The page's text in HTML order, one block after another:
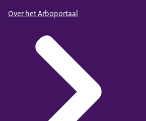
Over het Arboportaal